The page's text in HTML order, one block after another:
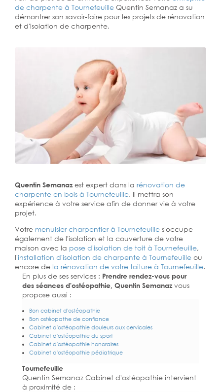
de charpente à Tournefeuille Quentin Semanaz a su
démontrer son savoir-faire pour les projets de rénovation
et d'isolation de charpente.
Quentin Semanazest expert dans la rénovation de
charpente en bois à Tournefeuille. Il mettra son
expérience à votre service afin de donner vie à votre
projet.
Votre menuisier charpentier à Tournefeuille s'occupe
également de l'isolation et la couverture de votre
maison avec la pose d'isolation de toit à Tournefeuille,
l'installation d'isolation de charpente à Tournefeuille ou
encore de la rénovation de votre toiture à Tournefeuille.
En plus de ses services : Prendre rendez-vous pour
des séances d'ostéopathie, Quentin Semanazvous
propose aussi :
Bon cabinet d'ostéopathie
Bon ostéopathe de confiance
Cabinet d'ostéopathie douleurs aux cervicales
Cabinet d'ostéopathie du sport
Cabinet d'ostéopathie honoraires
Cabinet d'ostéopathie pédiatrique
Tournefeuille
Quentin Semanaz Cabinet d'ostéopathie intervient
à proximité de :